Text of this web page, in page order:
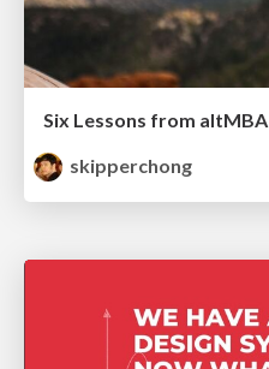
Six Lessons from altMBA
skipperchong